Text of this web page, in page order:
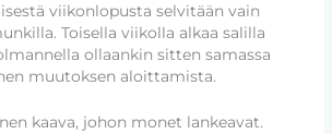
viikonlopusta selvitään vain
Toisella viikolla alkaa salilla
ollaankin sitten samassa
muutoksen aloittamista.
kaava, johon monet lankeavat.